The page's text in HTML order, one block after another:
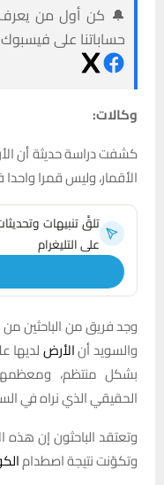
🔔 كن أول من يعرف
حساباتنا على
وكالات:
كشفت دراسة حديثة أن
الأقمار، وليس قمرا
تلقَّ تنبيهات
على التليغرام
وجد فريق من الباحثين من
والسويد أنالأرضلديها
بشكل منتظم،
الحقيقي الذي نراه في
وتكوّنت نتيجة اصطدام